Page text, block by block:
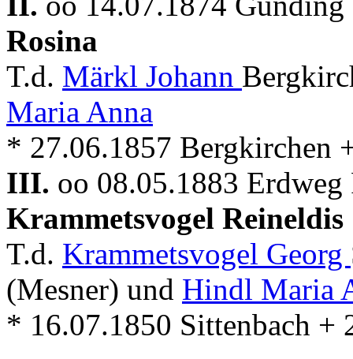
Rosina
T.d. Märkl Johann
Maria Anna
* 27.06.1857 Bergkirchen
III. oo 08.05.1883
Krammetsvogel Reineldis
T.d. Krammetsvogel Georg
(Mesner) und Hindl Maria
* 16.07.1850 Sittenbach +